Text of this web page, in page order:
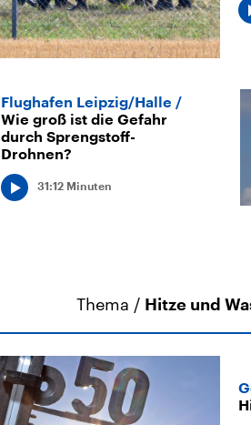
Flughafen Leipzig/Halle
Wie groß ist die Gefahr
durch Sprengstoff-
Drohnen?
31:12 Minuten
Thema / Hitze und